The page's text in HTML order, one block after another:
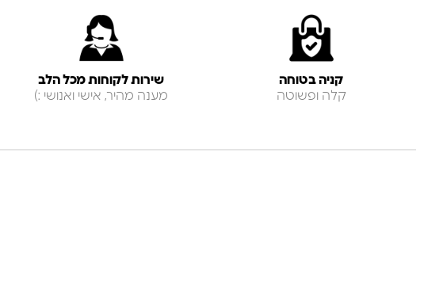
קניה בטוחה
קלה ופשוטה
שירות לקוחות מכל הלב
מענה מהיר, אישי ואנושי :)